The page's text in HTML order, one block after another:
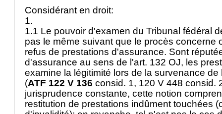
Considérant en droit:
1.
1.1 Le pouvoir d'examen du Tribunal fédéral
pas le même suivant que le procès concerne
refus de prestations d'assurance. Sont
d'assurance au sens de l'art. 132 OJ, les
examine la légitimité lors de la survenance
(ATF 122 V 136 consid. 1, 120 V 448 consid.
jurisprudence constante, cette notion
restitution de prestations indûment touchées